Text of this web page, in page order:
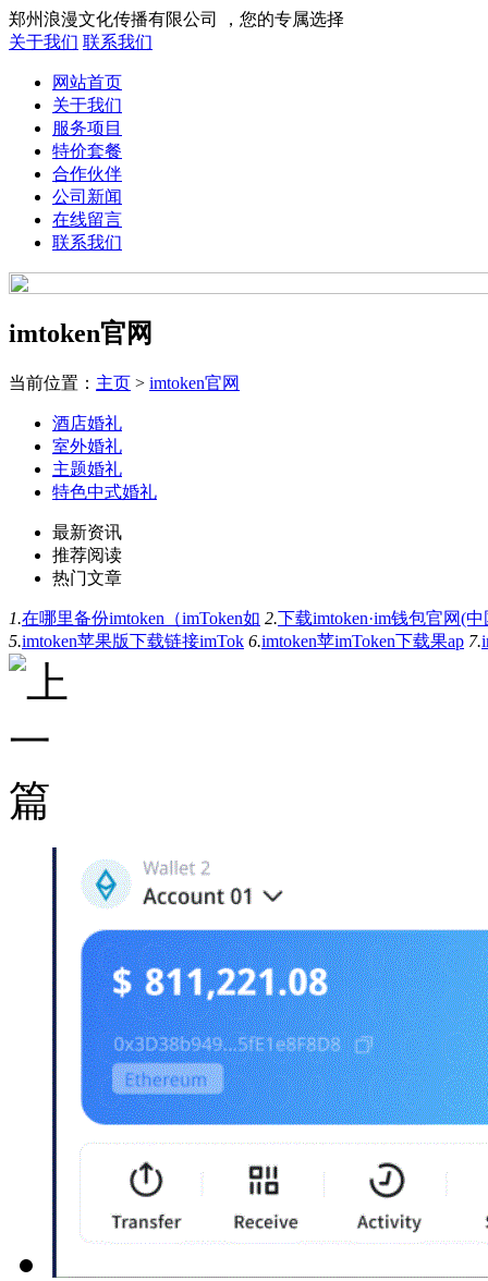
郑州浪漫文化传播有限公司 ，您的专属选择
关于我们 联系我们
网站首页
关于我们
服务项目
特价套餐
合作伙伴
公司新闻
在线留言
联系我们
imtoken官网
当前位置： 主页 > imtoken官网
酒店婚礼
室外婚礼
主题婚礼
特色中式婚礼
最新资讯
推荐阅读
热门文章
1.在哪里备份imtoken（imToken如 2.下载imtoken·im钱包官网(中
5.imtoken苹果版下载链接imTok 6.imtoken苹imToken下载果ap 7.